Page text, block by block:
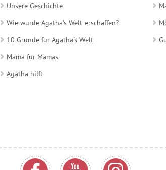
Unsere Geschichte
Wie wurde Agatha’s Welt erschaffen?
10 Gründe für Agatha's Welt
Mama für Mamas
Agatha hilft